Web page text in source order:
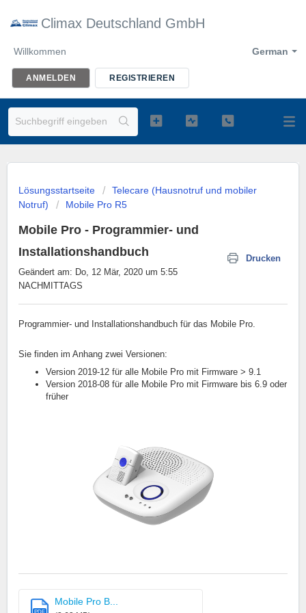
Climax Deutschland GmbH
German
Willkommen
ANMELDEN REGISTRIEREN
Lösungsstartseite
Telecare (Hausnotruf und mobiler
Notruf)
Mobile Pro R5
Mobile Pro - Programmier- und
Installationshandbuch
Drucken
Geändert am: Do, 12 Mär, 2020 um 5:55
NACHMITTAGS
Programmier- und Installationshandbuch für das Mobile Pro.
Sie finden im Anhang zwei Versionen:
Version 2019-12 für alle Mobile Pro mit Firmware > 9.1
Version 2018-08 für alle Mobile Pro mit Firmware bis 6.9 oder
früher
PDF
Mobile Pro B...